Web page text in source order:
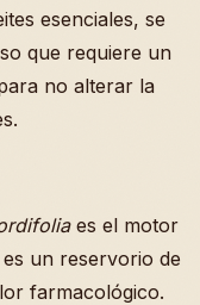
esenciales, se
que requiere un
no alterar la
es el motor
un reservorio de
farmacológico.